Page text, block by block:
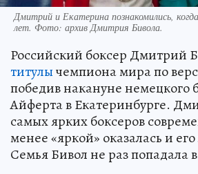
Дмитрий и Екатерина познакомились,
лет. Фото: архив Дмитрия Бивола.
Российский боксер Дмитрий
титулычемпиона мира по
победив накануне немецкого
Айферта в Екатеринбурге.
самых ярких боксеров
менее «яркой» оказалась и
Семья Бивол не раз попадала